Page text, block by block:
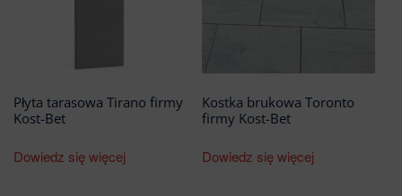
Płyta tarasowa Tirano firmy
Kost-Bet
Dowiedz się więcej
Kostka brukowa Toronto
firmy Kost-Bet
Dowiedz się więcej